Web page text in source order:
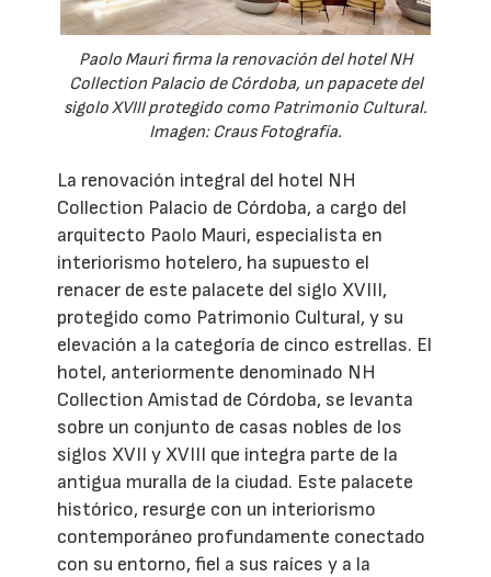
Paolo Mauri firma la renovación del hotel NH
Collection Palacio de Córdoba, un papacete del
sigolo XVIII protegido como Patrimonio Cultural.
Imagen: Craus Fotografía.
La renovación integral del hotel NH
Collection Palacio de Córdoba, a cargo del
arquitecto Paolo Mauri, especialista en
interiorismo hotelero, ha supuesto el
renacer de este palacete del siglo XVIII,
protegido como Patrimonio Cultural, y su
elevación a la categoría de cinco estrellas. El
hotel, anteriormente denominado NH
Collection Amistad de Córdoba, se levanta
sobre un conjunto de casas nobles de los
siglos XVII y XVIII que integra parte de la
antigua muralla de la ciudad. Este palacete
histórico, resurge con un interiorismo
contemporáneo profundamente conectado
con su entorno, fiel a sus raíces y a la